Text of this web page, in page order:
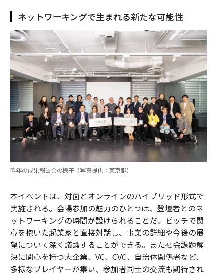
ネットワーキングで生まれる新たな可能性
昨年の成果報告会の様子（写真提供：東京都）
本イベントは、対面とオンラインのハイブリッド形式で
実施される。会場参加の魅力のひとつは、登壇者とのネ
ットワーキングの時間が設けられることだ。ピッチで関
心を抱いた起業家と直接対話し、事業の詳細や今後の展
望について深く議論することができる。また社会課題解
決に関心を持つ大企業、VC、CVC、自治体関係者など、
多様なプレイヤーが集い、参加者同士の交流も期待され